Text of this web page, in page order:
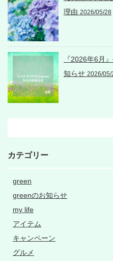
理由 2026/05/28
『2026年6月
知らせ 2026/05/
カテゴリー
green
greenのお知らせ
my life
アイテム
キャンペーン
グルメ